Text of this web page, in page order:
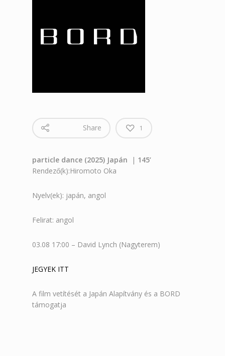
Share 1
particle dance (2025) Japán | 145’
Rendező(k):Hiromoto Oka
Nyelv(ek): japán, angol
Felirat: angol
03.08 17:00 – David Lynch (Nagyterem)
JEGYEK ITT
A film vetítését a Japán Alapítvány és a BORD
támogatja